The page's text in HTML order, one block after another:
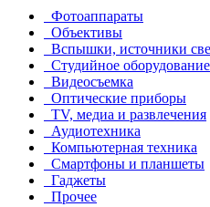
Фотоаппараты
Объективы
Вспышки, источники
Студийное оборудование
Видеосъемка
Оптические приборы
TV, медиа и развлечения
Аудиотехника
Компьютерная техника
Смартфоны и планшеты
Гаджеты
Прочее